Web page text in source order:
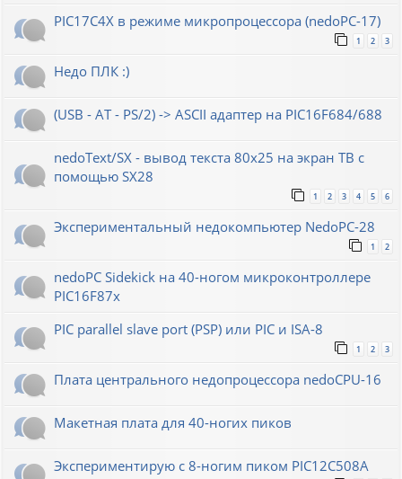
PIC17C4X в режиме микропроцессора (nedoPC-17)
1 2 3
Недо ПЛК :)
(USB - AT - PS/2) -> ASCII адаптер на PIC16F684/688
nedoText/SX - вывод текста 80x25 на экран ТВ с
помощью SX28
1 2 3 4 5 6
Экспериментальный недокомпьютер NedoPC-28
1 2
nedoPC Sidekick на 40-ногом микроконтроллере
PIC16F87x
PIC parallel slave port (PSP) или PIC и ISA-8
1 2 3
Плата центрального недопроцессора nedoCPU-16
Макетная плата для 40-ногих пиков
Экспериментирую с 8-ногим пиком PIC12C508A